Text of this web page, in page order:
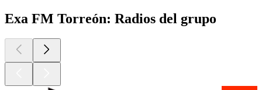
Exa FM Torreón: Radios del grupo